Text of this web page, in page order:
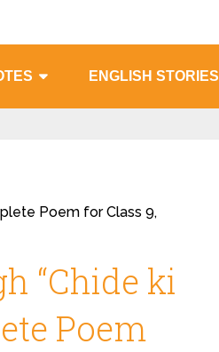
ENGLISH STORIES
Poem for Class 9,
“Chide ki
Poem